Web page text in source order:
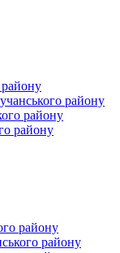
району
району
району
району
району
району